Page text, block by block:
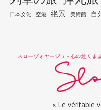
日本文化 空港 絶景 美術館 自
« Le véritable